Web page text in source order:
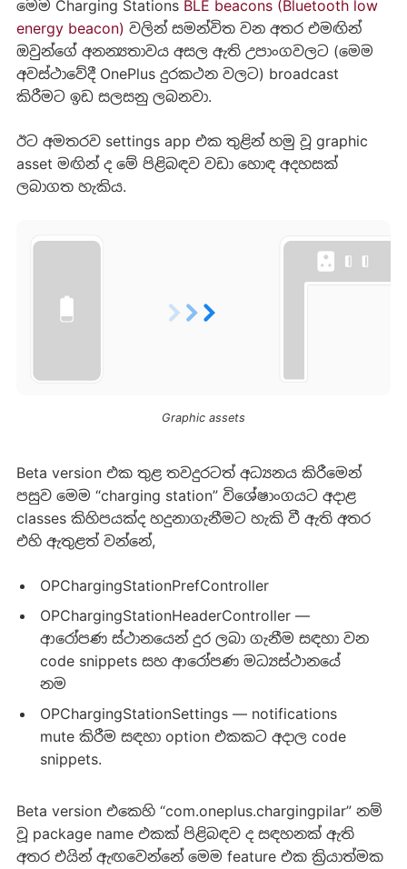
මෙම Charging Stations BLE beacons (Bluetooth low
energy beacon) වලින් සමන්විත වන අතර එමඟින්
ඔවුන්ගේ අනන්‍යතාවය අසල ඇති උපාංගවලට (මෙම
අවස්ථාවේදී OnePlus දුරකථන වලට) broadcast
කිරීමට ඉඩ සලසනු ලබනවා.
ඊට අමතරව settings app එක තුළින් හමු වූ graphic
asset මඟින් ද මේ පිළිබඳව වඩා හොඳ අදහසක්
ලබාගත හැකිය.
Graphic assets
Beta version එක තුළ තවදුරටත් අධ්‍යනය කිරීමෙන්
පසුව මෙම “charging station” විශේෂාංගයට අදාළ
classes කිහිපයක්ද හදුනාගැනීමට හැකි වී ඇති අතර
එහි ඇතුළත් වන්නේ,
OPChargingStationPrefController
OPChargingStationHeaderController —
ආරෝපණ ස්ථානයෙන් දුර ලබා ගැනීම සඳහා වන
code snippets සහ ආරෝපණ මධ්‍යස්ථානයේ
නම
OPChargingStationSettings — notifications
mute කිරීම සඳහා option එකකට අදාල code
snippets.
Beta version එකෙහි “com.oneplus.chargingpilar” නම්
වූ package name එකක් පිළිබඳව ද සඳහනක් ඇති
අතර එයින් ඇඟවෙන්නේ මෙම feature එක ක්‍රියාත්මක